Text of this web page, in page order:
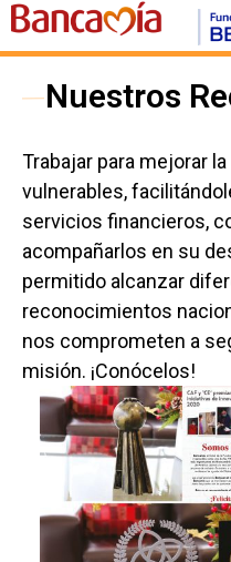
Nuestros
Trabajar para mejorar
vulnerables,
servicios financieros,
acompañarlos en su
permitido alcanzar
reconocimientos
nos comprometen a
misión. ¡Conócelos!